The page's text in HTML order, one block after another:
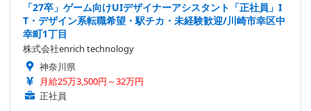
「27卒」ゲーム向けUIデザイナーアシスタント「正社員」I
T・デザイン系転職希望・駅チカ・未経験歓迎/川崎市幸区中
幸町1丁目
株式会社enrich technology
神奈川県
月給25万3,500円～32万円
正社員